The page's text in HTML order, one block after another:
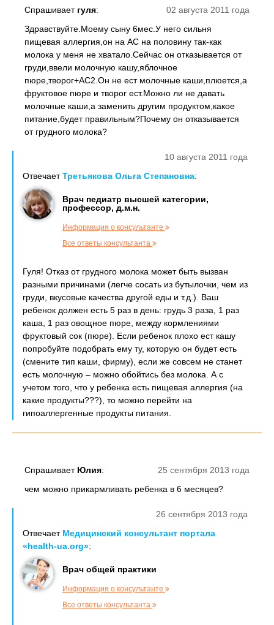
02 августа 2011 года
Спрашивает гуля:
Здравствуйте.Моему сыну 6мес.У него сильня
пищевая аллергия,он на АС на половину так-как
молока у меня не хватало.Сейчас он отказывается от
груди,ввели молочную кашу,яблочное
пюре,творог+АС2.Он не ест молочные каши,плюется,а
фруктовое пюре и творог ест.Можно ли не давать
молочные каши,а заменить другим продуктом,какое
питание,будет правильным?Почему он отказывается
от грудного молока?
10 августа 2011 года
ОтвечаетТретьякова Ольга Степановна:
Врач педиатр высшей категории,
профессор, д.м.н.
Информация о консультанте
Все ответы консультанта
Гуля! Отказ от грудного молока может быть вызван
разными причинами (легче сосать из бутылочки, чем из
груди, вкусовые качества другой еды и т.д.). Ваш
ребенок должен есть 5 раз в день: грудь 3 раза, 1 раз
каша, 1 раз овощное пюре, между кормлениями
фруктовый сок (пюре). Если ребенок плохо ест кашу
попробуйте подобрать ему ту, которую он будет есть
(смените тип каши, фирму), если же совсем не станет
есть молочную – можно обойтись без молока. А с
учетом того, что у ребенка есть пищевая аллергия (на
какие продукты???), то можно перейти на
гипоаллергенные продукты питания.
25 сентября 2013 года
Спрашивает Юлия:
чем можно прикармливать ребенка в 6 месяцев?
26 сентября 2013 года
Отвечает Медицинский консультант портала
«health-ua.org»:
Врач общей практики
Информация о консультанте
Все ответы консультанта